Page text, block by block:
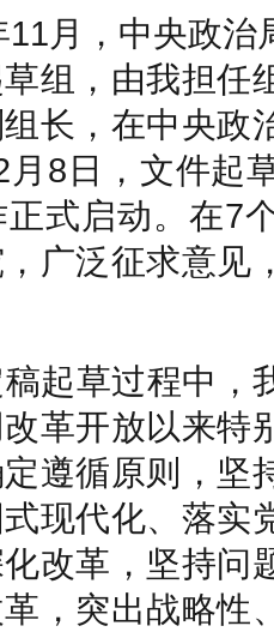
，中央政治
组，由我担任
长，在中央政
月8日，文件起
式启动。在7
广泛征求意见
草过程中，
革开放以来特
遵循原则，坚
现代化、落实
改革，坚持问
，突出战略性